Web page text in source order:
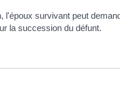
l'époux survivant peut
la succession du défunt.